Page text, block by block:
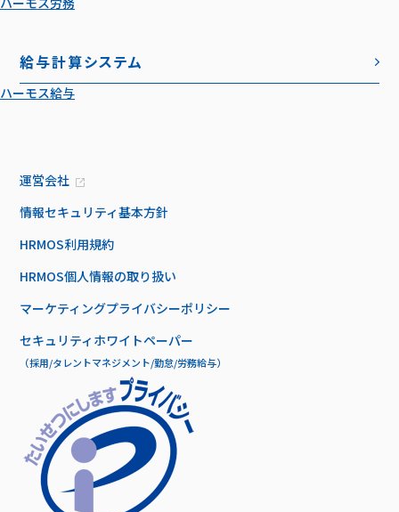
給与計算システム
ハーモス給与
運営会社
情報セキュリティ基本方針
HRMOS利用規約
HRMOS個人情報の取り扱い
マーケティングプライバシーポリシー
セキュリティホワイトペーパー
（採用/タレントマネジメント/勤怠/労務給与）